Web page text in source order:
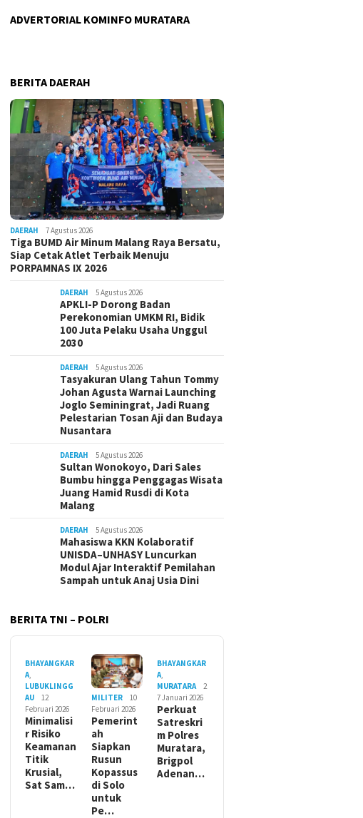
ADVERTORIAL KOMINFO MURATARA
BERITA DAERAH
DAERAH 7 Agustus 2026
Tiga BUMD Air Minum Malang Raya Bersatu,
Siap Cetak Atlet Terbaik Menuju
PORPAMNAS IX 2026
DAERAH 5 Agustus 2026
APKLI-P Dorong Badan
Perekonomian UMKM RI, Bidik
100 Juta Pelaku Usaha Unggul
2030
DAERAH 5 Agustus 2026
Tasyakuran Ulang Tahun Tommy
Johan Agusta Warnai Launching
Joglo Seminingrat, Jadi Ruang
Pelestarian Tosan Aji dan Budaya
Nusantara
DAERAH 5 Agustus 2026
Sultan Wonokoyo, Dari Sales
Bumbu hingga Penggagas Wisata
Juang Hamid Rusdi di Kota
Malang
DAERAH 5 Agustus 2026
Mahasiswa KKN Kolaboratif
UNISDA–UNHASY Luncurkan
Modul Ajar Interaktif Pemilahan
Sampah untuk Anaj Usia Dini
BERITA TNI – POLRI
BHAYANGKAR
A
LUBUKLINGG
AU
12
Februari 2026
Minimalisi
r Risiko
Keamanan
Titik
Krusial,
Sat Sam…
MILITER
10
Februari 2026
Pemerint
ah
Siapkan
Rusun
Kopassus
di Solo
untuk
Pe…
BHAYANGKAR
A
MURATARA
2
7 Januari 2026
Perkuat
Satreskri
m Polres
Muratara,
Brigpol
Adenan…